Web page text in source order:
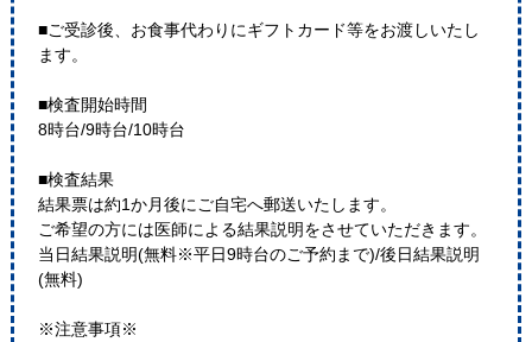
■ご受診後、お食事代わりにギフトカード等をお渡しいたし
ます。
■検査開始時間
8時台/9時台/10時台
■検査結果
結果票は約1か月後にご自宅へ郵送いたします。
ご希望の方には医師による結果説明をさせていただきます。
当日結果説明(無料※平日9時台のご予約まで)/後日結果説明
(無料)
※注意事項※